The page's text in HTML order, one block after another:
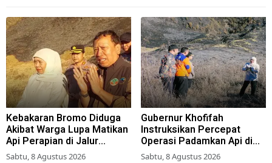
Kebakaran Bromo Diduga
Akibat Warga Lupa Matikan
Api Perapian di Jalur
Tradisional
Sabtu, 8 Agustus 2026
Gubernur Khofifah
Instruksikan Percepat
Operasi Padamkan Api di
Wisata Bromo
Sabtu, 8 Agustus 2026